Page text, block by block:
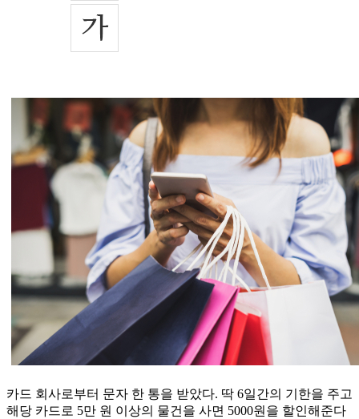
카드 회사로부터 문자 한 통을 받았다. 딱 6일간의 기한을 주고
해당 카드로 5만 원 이상의 물건을 사면 5000원을 할인해준다